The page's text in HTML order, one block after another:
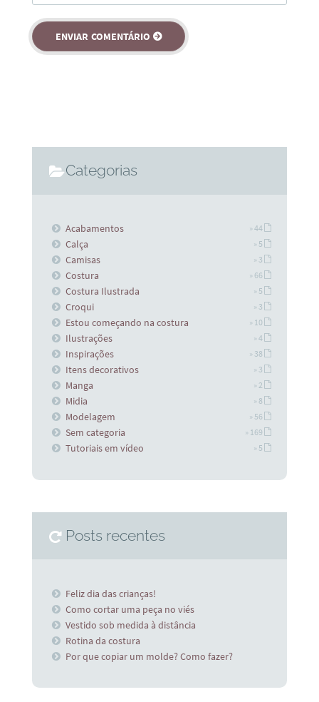
Categorias
Acabamentos » 44
Calça » 5
Camisas » 3
Costura » 66
Costura Ilustrada » 5
Croqui » 3
Estou começando na costura » 10
Ilustrações » 4
Inspirações » 38
Itens decorativos » 3
Manga » 2
Midia » 8
Modelagem » 56
Sem categoria » 169
Tutoriais em vídeo » 5
Posts recentes
Feliz dia das crianças!
Como cortar uma peça no viés
Vestido sob medida à distância
Rotina da costura
Por que copiar um molde? Como fazer?